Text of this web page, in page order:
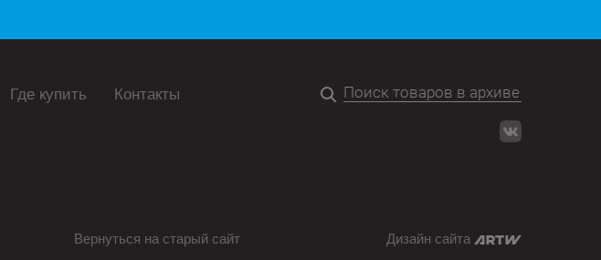
Где купить Контакты
Вернуться на старый сайт Дизайн сайта